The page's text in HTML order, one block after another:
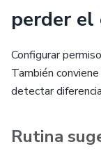
perder
Configurar
También
detectar
Rutina